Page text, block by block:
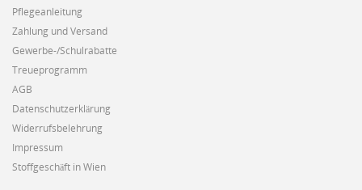
Pflegeanleitung
Zahlung und Versand
Gewerbe-/Schulrabatte
Treueprogramm
AGB
Datenschutzerklärung
Widerrufsbelehrung
Impressum
Stoffgeschäft in Wien